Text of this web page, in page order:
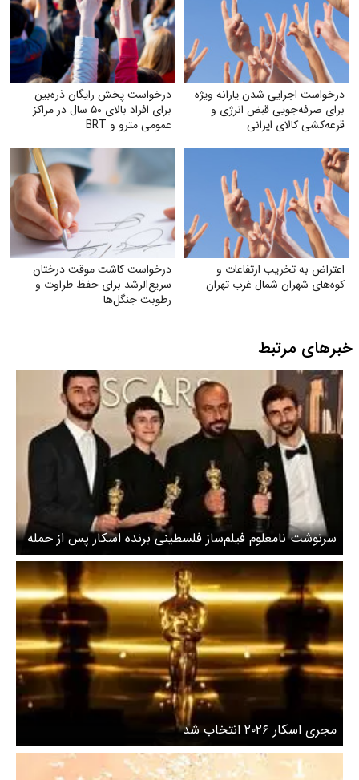
درخواست اجرایی شدن یارانه ویژه
برای صرفه‌جویی قبض انرژی و
قرعه‌کشی کالای ایرانی
درخواست پخش رایگان ذره‌بین
برای افراد بالای ۵۰ سال در مراکز
عمومی مترو و BRT
اعتراض به تخریب ارتفاعات و
کوه‌های شهران شمال غرب تهران
درخواست کاشت موقت درختان
سریع‌الرشد برای حفظ طراوت و
رطوبت جنگل‌ها
خبرهای مرتبط
سرنوشت نامعلوم فیلم‌ساز فلسطینی برنده اسکار پس‌ از حمله
شهرک‌نشینان و ارتش اسرائیل
مجری اسکار ۲۰۲۶ انتخاب شد